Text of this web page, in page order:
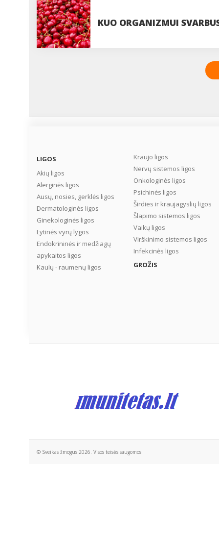
KUO ORGANIZMUI
LIGOS
Akių ligos
Alerginės ligos
Ausų, nosies, gerklės ligos
Dermatologinės ligos
Ginekologinės ligos
Lytinės vyrų lygos
Endokrininės ir medžiagų
apykaitos ligos
Kaulų - raumenų ligos
Kraujo ligos
Nervų sistemos ligos
Onkologinės ligos
Psichinės ligos
Širdies ir kraujagyslių ligos
Šlapimo sistemos ligos
Vaikų ligos
Virškinimo sistemos ligos
Infekcinės ligos
GROŽIS
© Sveikas žmogus 2026. Visos teisės saugomos